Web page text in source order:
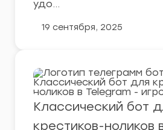
удо…
19 сентября, 2025
Классический бот
крестиков-ноликов